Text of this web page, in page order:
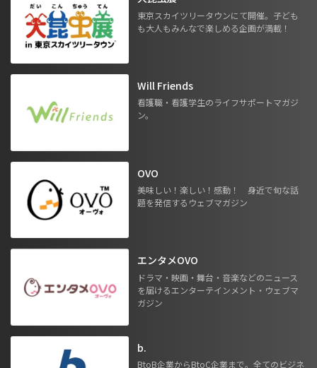
東京スカイツリータウンにて開催。子ども
も大人もみんなで楽しめる企画が満載！
Will Friends
看護職・看護学生のライフサポートマガジ
ン。
OVO
美味しい！楽しい！感動！ 身近で旬な話
題を発信するウェブマガジン
エンタメOVO
ドラマ・映画・舞台・音楽などのニュース
を届けるエンターテインメント・ウェブマ
ガジン
b.
BtoB企業からBtoC企業まで。全てのビジネ